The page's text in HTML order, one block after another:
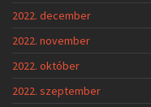
2022. december
2022. november
2022. október
2022. szeptember